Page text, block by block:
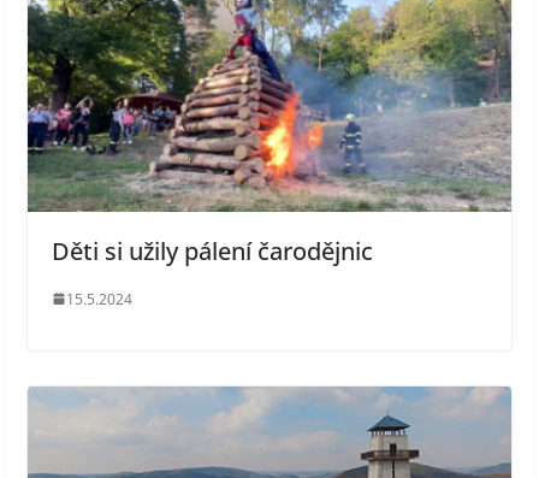
Děti si užily pálení čarodějnic
15.5.2024